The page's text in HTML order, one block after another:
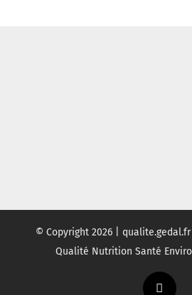
© Copyright 2026 |
Qualité Nutrition Santé